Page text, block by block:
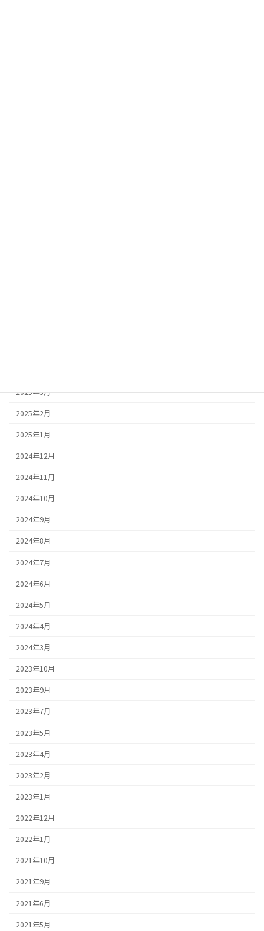
2025年3月
2025年2月
2025年1月
2024年12月
2024年11月
2024年10月
2024年9月
2024年8月
2024年7月
2024年6月
2024年5月
2024年4月
2024年3月
2023年10月
2023年9月
2023年7月
2023年5月
2023年4月
2023年2月
2023年1月
2022年12月
2022年1月
2021年10月
2021年9月
2021年6月
2021年5月